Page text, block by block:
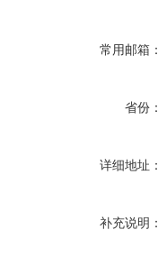
常用邮箱：
省份：
详细地址：
补充说明：